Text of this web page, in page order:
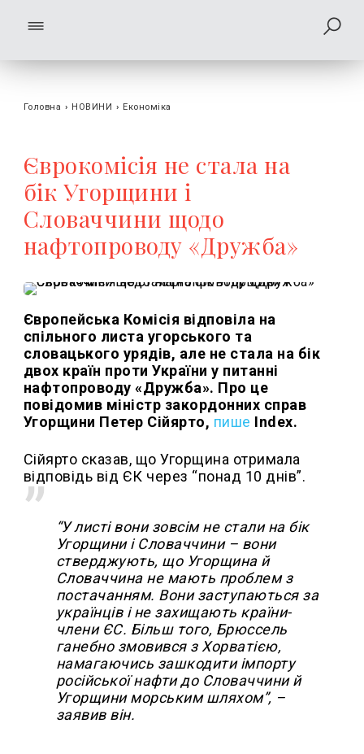
Головна › НОВИНИ › Економіка
Єврокомісія не стала на
бік Угорщини і
Словаччини щодо
нафтопроводу «Дружба»
Європейська Комісія відповіла на
спільного листа угорського та
словацького урядів, але не стала на бік
двох країн проти України у питанні
нафтопроводу «Дружба». Про це
повідомив міністр закордонних справ
Угорщини Петер Сійярто, пише Index.
Сійярто сказав, що Угорщина отримала
відповідь від ЄК через “понад 10 днів”.
“У листі вони зовсім не стали на бік
Угорщини і Словаччини – вони
стверджують, що Угорщина й
Словаччина не мають проблем з
постачанням. Вони заступаються за
українців і не захищають країни-
члени ЄС. Більш того, Брюссель
ганебно змовився з Хорватією,
намагаючись зашкодити імпорту
російської нафти до Словаччини й
Угорщини морським шляхом”, –
заявив він.